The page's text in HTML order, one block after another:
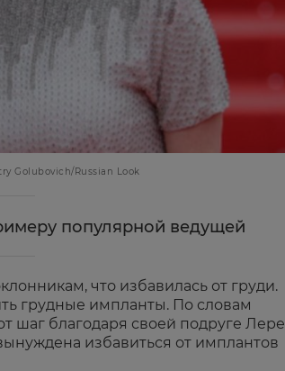
Golubovich/Russian Look
популярной ведущей
что избавилась от груди.
грудные импланты. По словам
шаг благодаря своей подруге Лере
избавиться от имплантов